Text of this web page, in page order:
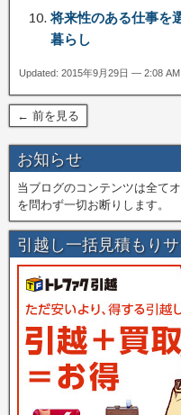
将来性のある仕事を
暮らし
Updated: 2015年9月29日 — 2:08 AM
← 前を見る
お知らせ
当ブログのコンテンツは全て
を問わず一切お断りします。
引越し一括見積もりサ